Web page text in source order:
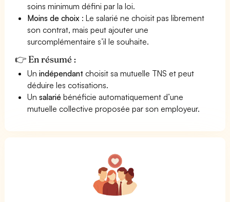
soins minimum défini par la loi.
Moins de choix : Le salarié ne choisit pas librement
son contrat, mais peut ajouter une
surcomplémentaire s’il le souhaite.
👉 En résumé :
Unindépendant choisit sa mutuelle TNS et peut
déduire les cotisations.
Unsalarié bénéficie automatiquement d’une
mutuelle collective proposée par son employeur.